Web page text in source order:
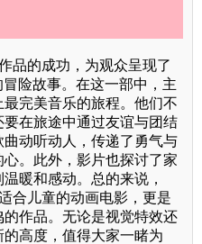
品的成功，为观众呈现了
险故事。在这一部中，主
完美音乐的旅程。他们不
在旅途中通过友谊与团结
动听动人，传递了勇气与
。此外，影片也探讨了家
暖和感动。总的来说，
合儿童的动画电影，更是
作品。无论是视觉特效还
高度，值得大家一睹为